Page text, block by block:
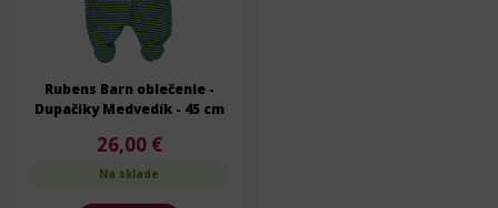
Rubens Barn oblečenie -
Dupačiky Medvedík - 45 cm
26,00 €
Na sklade